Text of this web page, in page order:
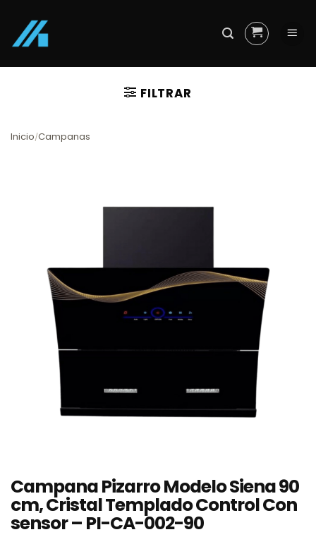
content
FILTRAR
Inicio/Campanas
Campana Pizarro Modelo Siena 90
cm, Cristal Templado Control Con
sensor – PI-CA-002-90